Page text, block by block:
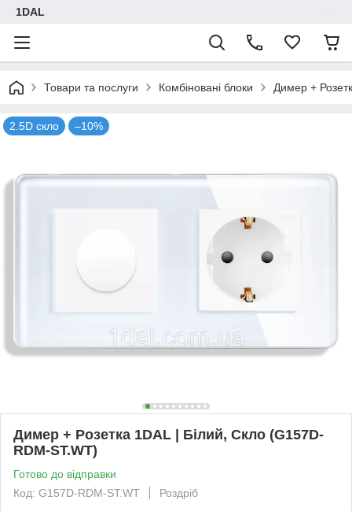
1DAL
Товари та послуги Комбіновані блоки Димер +
2.5D скло –10%
Димер + Розетка 1DAL | Білий, Скло (G157D-
RDM-ST.WT)
Готово до відправки
Код: G157D-RDM-ST.WT
Роздріб